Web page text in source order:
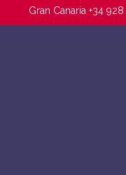
Gran Canaria +34